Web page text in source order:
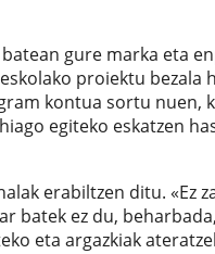
gure marka eta
proiektu
kontua sortu nuen,
egiteko eskatzen
erabiltzen ditu. «Ez
batek ez du,
eta argazkiak